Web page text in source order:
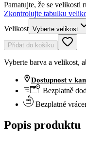
Pamatujte, že se velikosti
Zkontrolujte tabulku
Velikost Vyberte velikost
Přidat do košíku
Vyberte barva a velikost,
Dostupnost v
Bezplatně
Bezplatné
Popis produktu